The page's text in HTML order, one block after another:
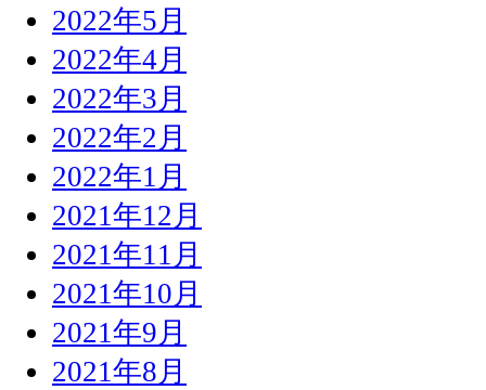
2022年5月
2022年4月
2022年3月
2022年2月
2022年1月
2021年12月
2021年11月
2021年10月
2021年9月
2021年8月